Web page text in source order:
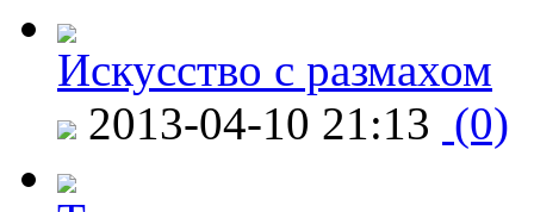
Искусство с размахом
2013-04-10 21:13 (0)